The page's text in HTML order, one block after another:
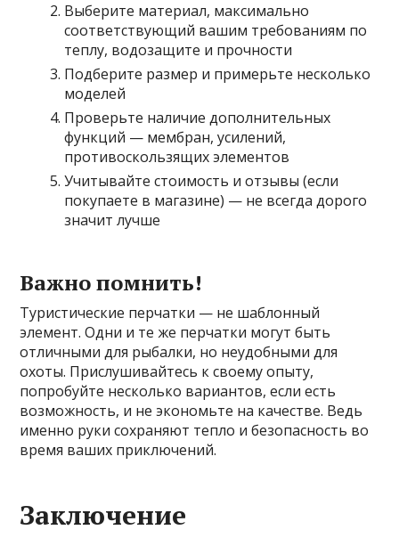
Выберите материал, максимально
соответствующий вашим требованиям по
теплу, водозащите и прочности
Подберите размер и примерьте несколько
моделей
Проверьте наличие дополнительных
функций — мембран, усилений,
противоскользящих элементов
Учитывайте стоимость и отзывы (если
покупаете в магазине) — не всегда дорого
значит лучше
Важно помнить!
Туристические перчатки — не шаблонный
элемент. Одни и те же перчатки могут быть
отличными для рыбалки, но неудобными для
охоты. Прислушивайтесь к своему опыту,
попробуйте несколько вариантов, если есть
возможность, и не экономьте на качестве. Ведь
именно руки сохраняют тепло и безопасность во
время ваших приключений.
Заключение